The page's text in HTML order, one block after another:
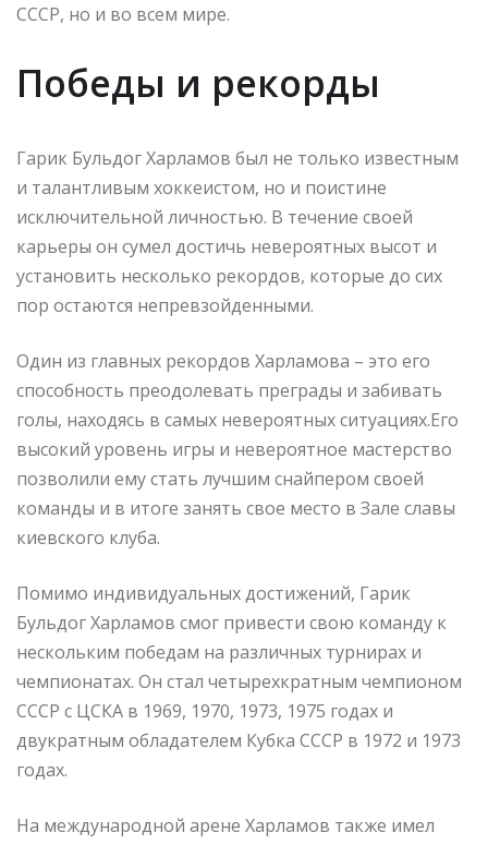
СССР, но и во всем мире.
Победы и рекорды
Гарик Бульдог Харламов был не только известным
и талантливым хоккеистом, но и поистине
исключительной личностью. В течение своей
карьеры он сумел достичь невероятных высот и
установить несколько рекордов, которые до сих
пор остаются непревзойденными.
Один из главных рекордов Харламова – это его
способность преодолевать преграды и забивать
голы, находясь в самых невероятных ситуациях.Его
высокий уровень игры и невероятное мастерство
позволили ему стать лучшим снайпером своей
команды и в итоге занять свое место в Зале славы
киевского клуба.
Помимо индивидуальных достижений, Гарик
Бульдог Харламов смог привести свою команду к
нескольким победам на различных турнирах и
чемпионатах. Он стал четырехкратным чемпионом
СССР с ЦСКА в 1969, 1970, 1973, 1975 годах и
двукратным обладателем Кубка СССР в 1972 и 1973
годах.
На международной арене Харламов также имел